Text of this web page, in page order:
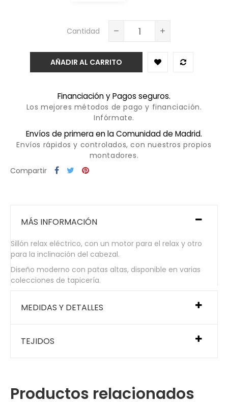
Cantidad
AÑADIR AL CARRITO
Financiación y Pagos seguros.
Los mejores métodos de pago y financiación.
Infórmate.
Envíos de primera en la Comunidad de Madrid.
Envíos rápidos y controlados, con nuestros propios
montadores.
Compartir
MÁS INFORMACIÓN
Sillón relax eléctrico, con un motor para el relax y otro
para la inclinación del cabezal.
Diseño moderno con patas altas, disponible en varias
colecciones de tapicería.
MEDIDAS Y DETALLES
TEJIDOS
Productos relacionados